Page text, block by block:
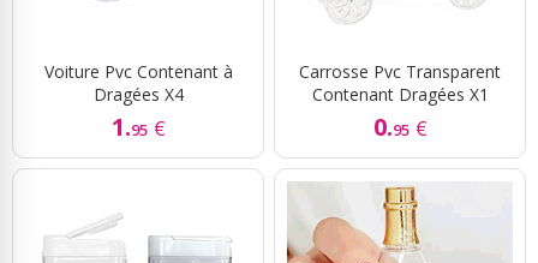
Voiture Pvc Contenant à
Dragées X4
1.95 €
Carrosse Pvc Transparent
Contenant Dragées X1
0.95 €